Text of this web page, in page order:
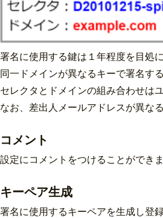
署名に使用する鍵は１年程度を目処
同一ドメインが異なるキーで署名す
セレクタとドメインの組み合わせは
なお、差出人メールアドレスが異な
コメント
設定にコメントをつけることができま
キーペア生成
署名に使用するキーペアを生成し登録